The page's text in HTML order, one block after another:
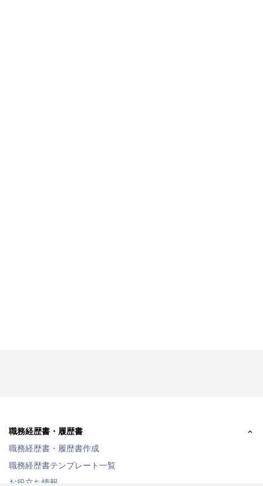
職務経歴書・履歴書
職務経歴書・履歴書作成
職務経歴書テンプレート一覧
お役立ち情報